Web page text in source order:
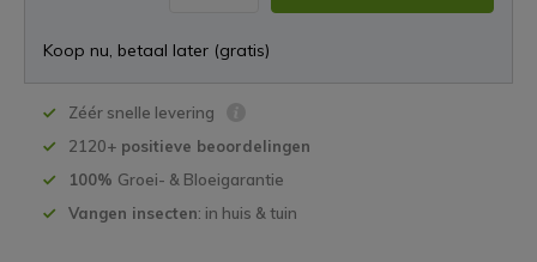
Koop nu, betaal later (gratis)
Zéér snelle levering
2120+ positieve beoordelingen
100% Groei- & Bloeigarantie
Vangen insecten: in huis & tuin